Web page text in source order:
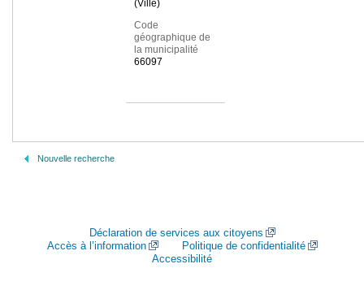
(Ville)
Code
géographique de
la municipalité
66097
Nouvelle recherche
Déclaration de services aux citoyens
Accès à l’information
Politique de confidentialité
Accessibilité